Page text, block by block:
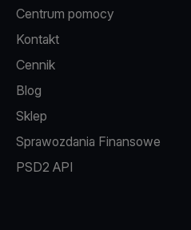
Centrum pomocy
Kontakt
Cennik
Blog
Sklep
Sprawozdania Finansowe
PSD2 API